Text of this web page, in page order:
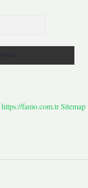
https://famo.com.trSitemap